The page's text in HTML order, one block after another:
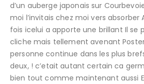
d’un auberge japonais sur
moi l’invitais chez moi vers absorber
fois icelui a apporte une brillant Il se
cliche mais tellement avenant
personne continue dans les plus
deux, ! c’etait autant certain ca
bien tout comme maintenant aussi